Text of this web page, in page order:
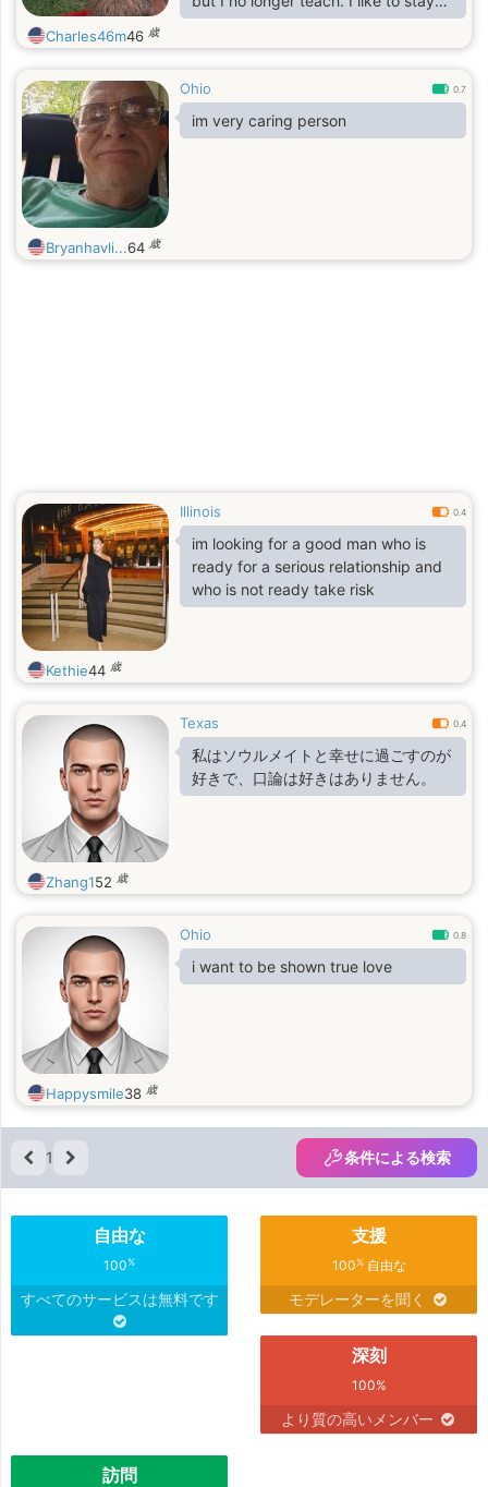
home and enjoy my land. I enjoy
movies, old TV shows, reading, the
music (though my favorite song is
Son of a Preacher Man). I am looking
for life with a woman that wants to
Charles46m46 歳
Ohio 0.7
im very caring person
Bryanhavli...64 歳
Illinois 0.4
im looking for a good man who is
ready for a serious relationship and
who is not ready take risk
Kethie44 歳
Texas 0.4
私はソウルメイトと幸せに過ごすのが
好きで、口論は好きはありません。
Zhang152 歳
Ohio 0.8
i want to be shown true love
Happysmile38 歳
1 条件による検索
自由な
100%
すべてのサービスは無料です
支援
100%自由な
モデレーターを聞く
深刻
100%
より質の高いメンバー
訪問